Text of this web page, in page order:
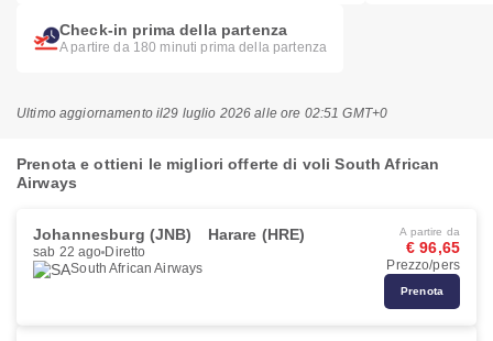
Check-in prima della partenza
A partire da 180 minuti prima della partenza
Ultimo aggiornamento il29 luglio 2026 alle ore 02:51 GMT+0
Prenota e ottieni le migliori offerte di voli South African
Airways
Johannesburg (JNB) Harare (HRE)
sab 22 ago Diretto
South African Airways
A partire da
€ 96,65
Prezzo/pers
Prenota